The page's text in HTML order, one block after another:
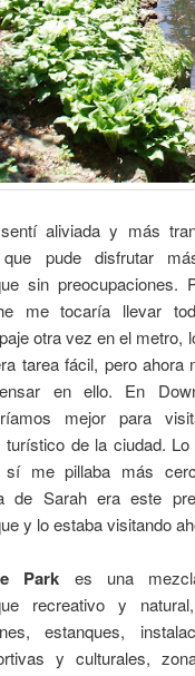
aliviada y más
pude disfrutar
sin preocupaciones.
me tocaría llevar
otra vez en el metro,
tarea fácil, pero ahora
en ello. En
mejor para
turístico de la ciudad. Lo
sí me pillaba más
de Sarah era este
y lo estaba visitando
Park es una
recreativo y
estanques,
y culturales,